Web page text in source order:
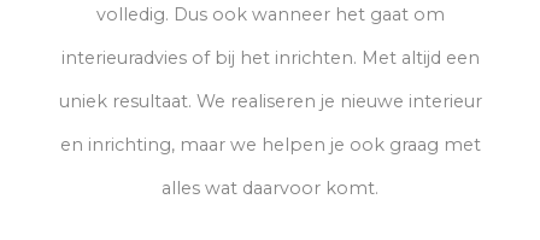
volledig. Dus ook wanneer het gaat om
interieuradvies of bij het inrichten. Met altijd een
uniek resultaat. We realiseren je nieuwe interieur
en inrichting, maar we helpen je ook graag met
alles wat daarvoor komt.